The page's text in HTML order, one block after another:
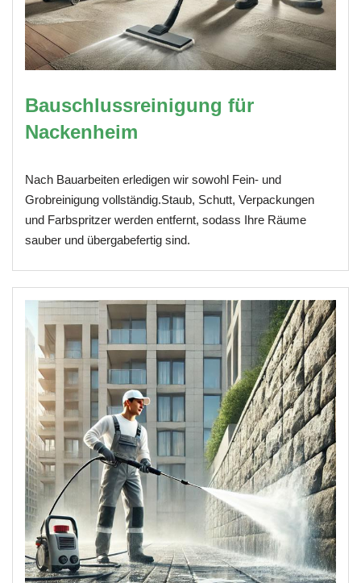
Bauschlussreinigung für
Nackenheim
Nach Bauarbeiten erledigen wir sowohl Fein- und
Grobreinigung vollständig.Staub, Schutt, Verpackungen
und Farbspritzer werden entfernt, sodass Ihre Räume
sauber und übergabefertig sind.